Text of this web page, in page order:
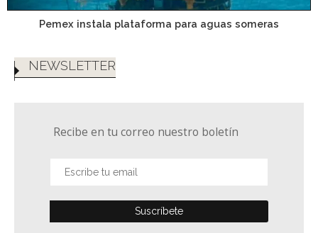
Pemex instala plataforma para aguas someras
NEWSLETTER
Recibe en tu correo nuestro boletín